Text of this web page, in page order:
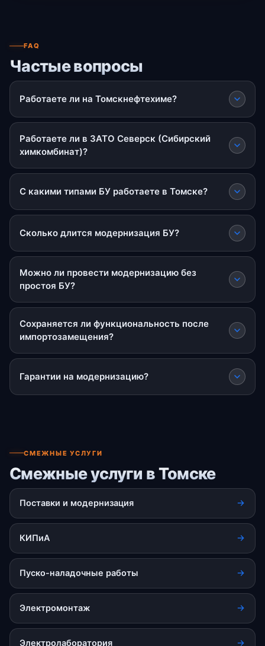
FAQ
Частые вопросы
Работаете ли на Томскнефтехиме?
Работаете ли в ЗАТО Северск (Сибирский
химкомбинат)?
С какими типами БУ работаете в Томске?
Сколько длится модернизация БУ?
Можно ли провести модернизацию без
простоя БУ?
Сохраняется ли функциональность после
импортозамещения?
Гарантии на модернизацию?
СМЕЖНЫЕ УСЛУГИ
Смежные услуги в Томске
Поставки и модернизация
КИПиА
Пуско-наладочные работы
Электромонтаж
Электролаборатория